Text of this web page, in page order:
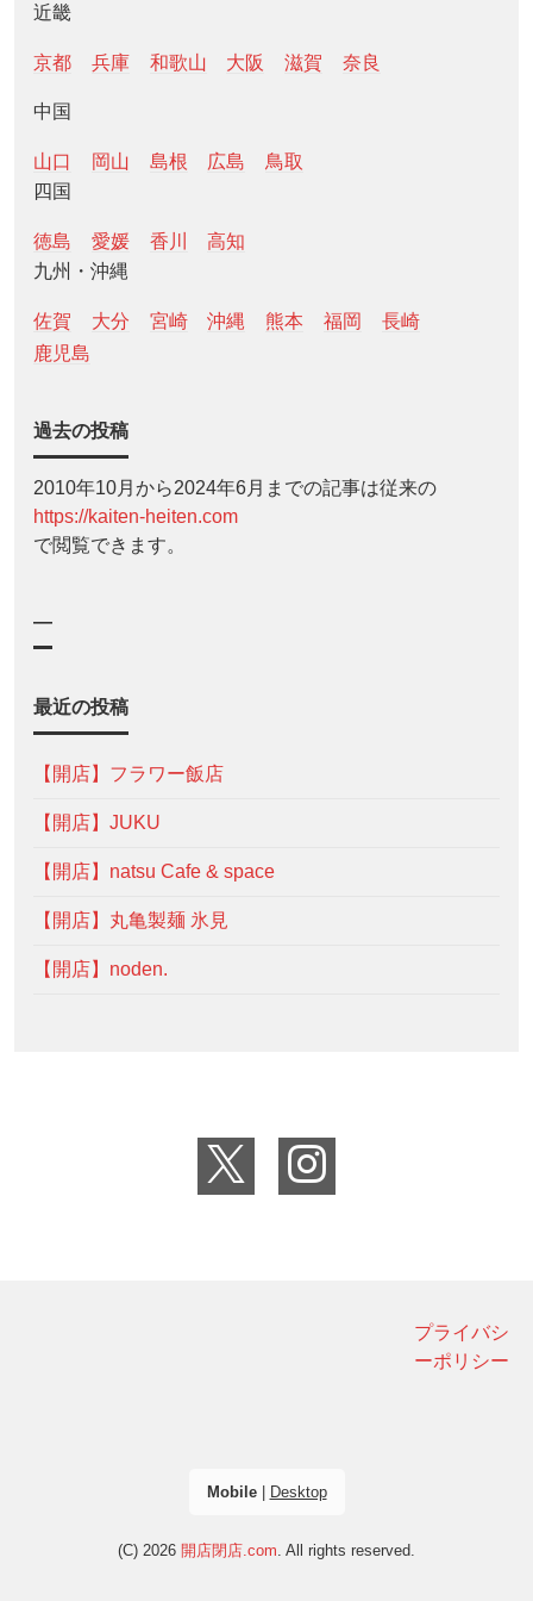
近畿
京都 兵庫 和歌山 大阪 滋賀 奈良
中国
山口 岡山 島根 広島
鳥取
四国
徳島 愛媛 香川
高知
九州・沖縄
佐賀 大分 宮崎 沖縄 熊本 福岡
長崎
鹿児島
過去の投稿
2010年10月から2024年6月までの記事は従来の
https://kaiten-heiten.com
で閲覧できます。
—
最近の投稿
【開店】フラワー飯店
【開店】JUKU
【開店】natsu Cafe & space
【開店】丸亀製麺 氷見
【開店】noden.
プライバシ
ーポリシー
Mobile| Desktop
(C) 2026 開店閉店.com . All rights reserved.